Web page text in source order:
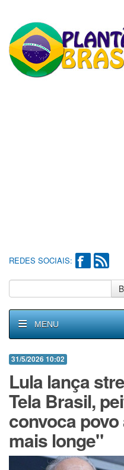
REDES SOCIAIS:
MENU
31/5/2026 10:02
Lula lança
Tela Brasil,
convoca
mais longe"